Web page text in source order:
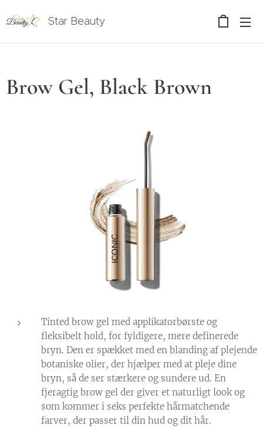
Star Beauty
Brow Gel, Black Brown
Tinted brow gel med applikatorbørste og
fleksibelt hold, for fyldigere, mere definerede
bryn. Den er spækket med en blanding af plejende
botaniske olier, der hjælper med at pleje dine
bryn, så de ser stærkere og sundere ud. En
fjeragtig brow gel der giver et naturligt look og
som kommer i seks perfekte hårmatchende
farver, der passer til din hud og dit hår.